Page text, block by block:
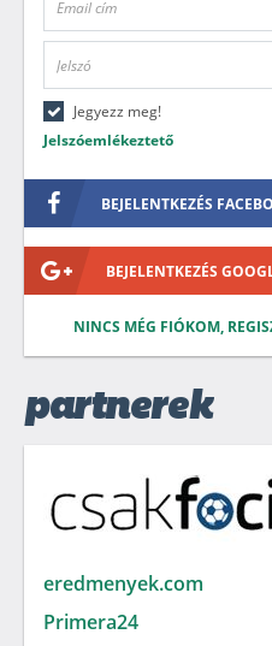
Jegyezz meg!
Jelszóemlékeztető
BEJELENTKEZÉS
BEJELENTKEZÉS
NINCS MÉG FIÓKOM,
partnerek
eredmenyek.com
Primera24